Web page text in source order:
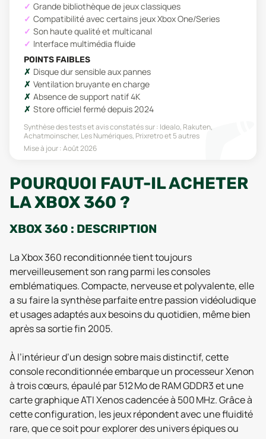
Grande bibliothèque de jeux classiques
Compatibilité avec certains jeux Xbox One/Series
Son haute qualité et multicanal
Interface multimédia fluide
POINTS FAIBLES
Disque dur sensible aux pannes
Ventilation bruyante en charge
Absence de support natif 4K
Store officiel fermé depuis 2024
Synthèse des tests et avis constatés sur : Idealo, Rakuten,
Achatmoinscher, Les Numériques, Prixretroet 5 autres
Mise à jour :Août 2026
POURQUOI FAUT-IL ACHETER
LA XBOX 360 ?
XBOX 360 : DESCRIPTION
La Xbox 360 reconditionnée tient toujours
merveilleusement son rang parmi les consoles
emblématiques. Compacte, nerveuse et polyvalente, elle
a su faire la synthèse parfaite entre passion vidéoludique
et usages adaptés aux besoins du quotidien, même bien
après sa sortie fin 2005.
À l’intérieur d’un design sobre mais distinctif, cette
console reconditionnée embarque un processeur Xenon
à trois cœurs, épaulé par 512 Mo de RAM GDDR3 et une
carte graphique ATI Xenos cadencée à 500 MHz. Grâce à
cette configuration, les jeux répondent avec une fluidité
rare, que ce soit pour explorer des univers épiques ou